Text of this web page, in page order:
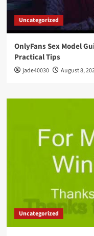
Uncategorized
OnlyFans Sex Model
Practical Tips
jade40030 August 8,
Uncategorized